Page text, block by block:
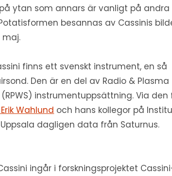
ytan som annars är vanligt på andra
besannas av Cassinis
finns ett svenskt instrument, en så
Den är en del av Radio & Plasma
instrumentuppsättning. Via den
Wahlund och hans kollegor på
dagligen data från Saturnus.
ingår i forskningsprojektet